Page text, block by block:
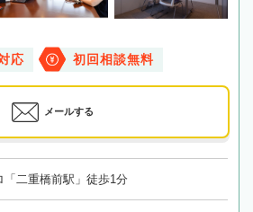
応 初回相談無料
メールする
「二重橋前駅」徒歩1分